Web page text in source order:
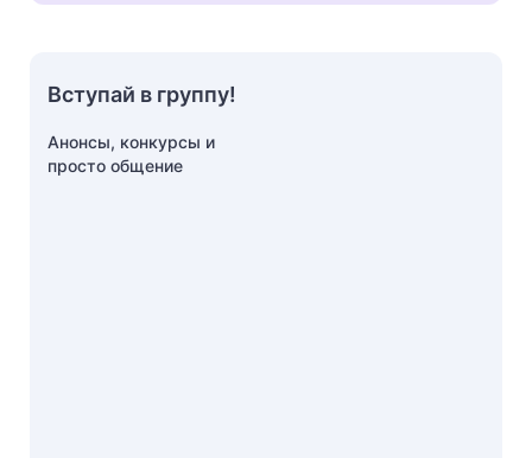
Вступай в группу!
Анонсы, конкурсы и
просто общение